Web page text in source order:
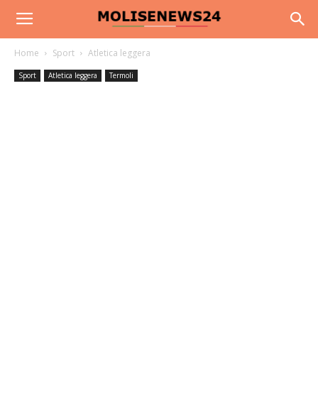
Home Sport Atletica leggera
Sport Atletica leggera Termoli